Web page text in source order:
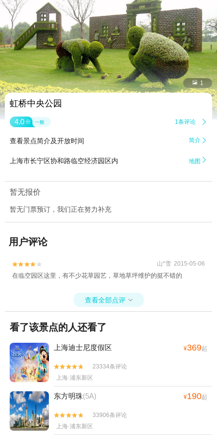
 1
虹桥中央公园
4.0 分 一般 1条评论 
查看景点简介及开放时间 简介 
上海市长宁区协和路临空经济园区内 地图 
暂无报价
暂无门票预订，我们正在努力补充
用户评论

 山*雪 2015-05-06
在临空园区这里，有不少花草园艺，草地草坪维护的挺不错的
查看全部点评 
看了该景点的人还看了
上海迪士尼度假区 ¥369起


23334条评论
上海·浦东新区
东方明珠(5A) ¥190起


33906条评论
上海·浦东新区
